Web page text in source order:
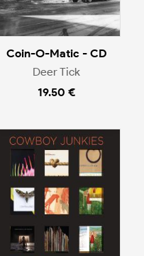
Coin-O-Matic - CD
Deer Tick
19.50 €